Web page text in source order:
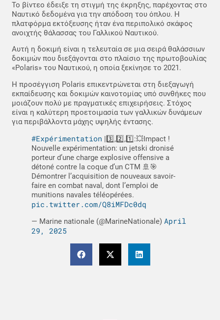
Το βίντεο έδειξε τη στιγμή της έκρηξης, παρέχοντας στο
Ναυτικό δεδομένα για την απόδοση του όπλου. Η
πλατφόρμα εκτόξευσης ήταν ένα περιπολικό σκάφος
ανοιχτής θάλασσας του Γαλλικού Ναυτικού.
Αυτή η δοκιμή είναι η τελευταία σε μια σειρά θαλάσσιων
δοκιμών που διεξάγονται στο πλαίσιο της πρωτοβουλίας
«Polaris» του Ναυτικού, η οποία ξεκίνησε το 2021.
Η προσέγγιση Polaris επικεντρώνεται στη διεξαγωγή
εκπαίδευσης και δοκιμών καινοτομίας υπό συνθήκες που
μοιάζουν πολύ με πραγματικές επιχειρήσεις. Στόχος
είναι η καλύτερη προετοιμασία των γαλλικών δυνάμεων
για περιβάλλοντα μάχης υψηλής έντασης.
#Expérimentation |3️⃣,2️⃣,1️⃣:💥Impact !
Nouvelle expérimentation: un jetski dronisé
porteur d’une charge explosive offensive a
détoné contre la coque d’un CTM 🚢🎯
Démontrer l’acquisition de nouveaux savoir-
faire en combat naval, dont l’emploi de
munitions navales téléopérées.
pic.twitter.com/Q8iMFDc0dq
— Marine nationale (@MarineNationale) April
29, 2025